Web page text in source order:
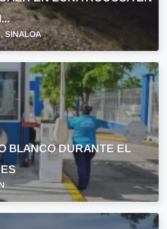
SINALOA
BLANCO DURANTE EL